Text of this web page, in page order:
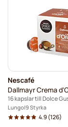
Nescafé
Dallmayr Crema
16 kapslar till Dolce
Lungo 9 Styrka
4.9(126)